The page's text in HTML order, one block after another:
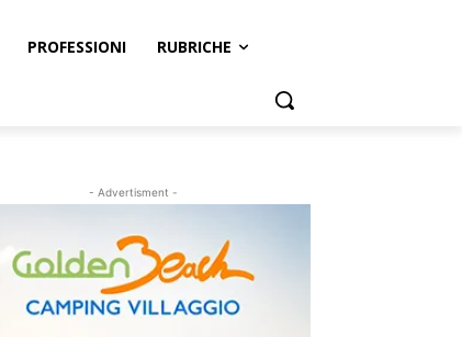
PROFESSIONI RUBRICHE
- Advertisment -